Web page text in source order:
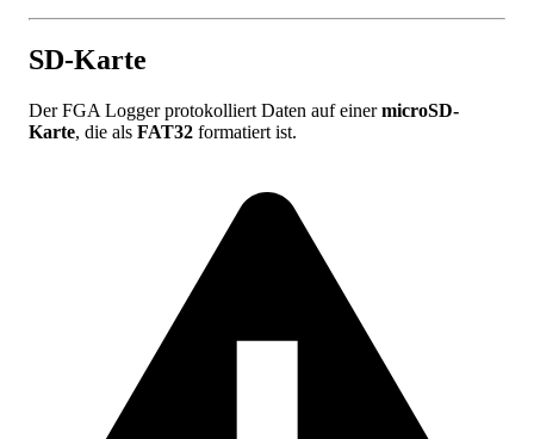
SD-Karte
Der FGA Logger protokolliert Daten auf einermicroSD-
Karte, die als FAT32 formatiert ist.